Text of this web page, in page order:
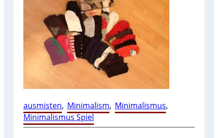
ausmisten, Minimalism, Minimalismus,
Minimalismus Spiel